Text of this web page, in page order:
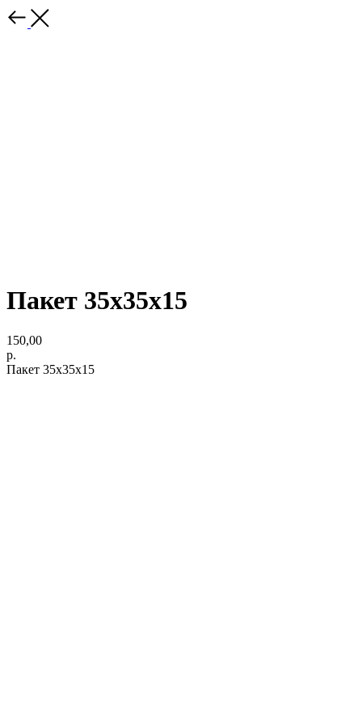
Пакет 35x35x15
150,00
р.
Пакет 35x35x15